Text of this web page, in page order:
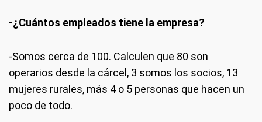
-¿Cuántos empleados tiene la empresa?
-Somos cerca de 100. Calculen que 80 son
operarios desde la cárcel, 3 somos los socios, 13
mujeres rurales, más 4 o 5 personas que hacen un
poco de todo.